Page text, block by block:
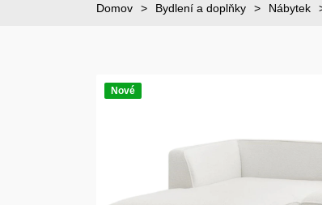
Domov Bydlení a doplňky Nábytek
Nové